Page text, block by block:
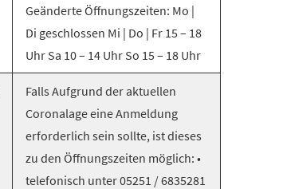
Geänderte Öffnungszeiten: Mo |
Di geschlossen Mi | Do | Fr 15 – 18
Uhr Sa 10 – 14 Uhr So 15 – 18 Uhr
Falls Aufgrund der aktuellen
Coronalage eine Anmeldung
erforderlich sein sollte, ist dieses
zu den Öffnungszeiten möglich: •
telefonisch unter 05251 / 6835281